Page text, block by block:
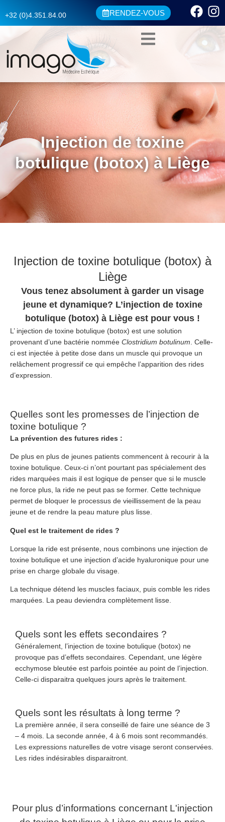
+32 (0)4.351.84.00 RENDEZ-VOUS
Injection de toxine
botulique (botox) à Liège
Injection de toxine botulique (botox) à
Liège
Vous tenez absolument à garder un visage
jeune et dynamique? L’injection de toxine
botulique (botox) à Liège est pour vous !
L’ injection de toxine botulique (botox) est une solution
provenant d’une bactérie nommée Clostridium botulinum. Celle-
ci est injectée à petite dose dans un muscle qui provoque un
relâchement progressif ce qui empêche l’apparition des rides
d’expression.
Quelles sont les promesses de l’injection de
toxine botulique ?
La prévention des futures rides :
De plus en plus de jeunes patients commencent à recourir à la
toxine botulique. Ceux-ci n’ont pourtant pas spécialement des
rides marquées mais il est logique de penser que si le muscle
ne force plus, la ride ne peut pas se former. Cette technique
permet de bloquer le processus de vieillissement de la peau
jeune et de rendre la peau mature plus lisse.
Quel est le traitement de rides ?
Lorsque la ride est présente, nous combinons une injection de
toxine botulique et une injection d’acide hyaluronique pour une
prise en charge globale du visage.
La technique détend les muscles faciaux, puis comble les rides
marquées. La peau deviendra complètement lisse.
Quels sont les effets secondaires ?
Généralement, l’injection de toxine botulique (botox) ne
provoque pas d’effets secondaires. Cependant, une légère
ecchymose bleutée est parfois pointée au point de l’injection.
Celle-ci disparaitra quelques jours après le traitement.
Quels sont les résultats à long terme ?
La première année, il sera conseillé de faire une séance de 3
– 4 mois. La seconde année, 4 à 6 mois sont recommandés.
Les expressions naturelles de votre visage seront conservées.
Les rides indésirables disparaitront.
Pour plus d’informations concernant L'injection